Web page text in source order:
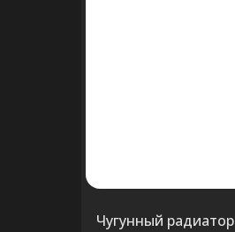
Чугунный радиатор